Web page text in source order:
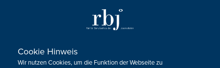
Sie haben noch Fragen oder Anmerkungen?
Cookie Hinweis
Wir nutzen Cookies, um die Funktion der Webseite zu